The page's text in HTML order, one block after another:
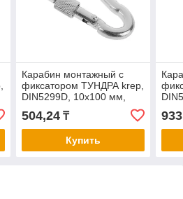
Карабин монтажный с
фиксатором ТУНДРА krep,
DIN5299D, 10х100 мм,
оцинкованный
504,24₸
Купить